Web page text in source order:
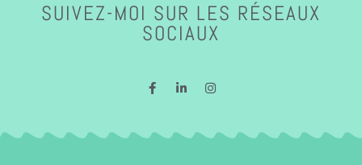
SUIVEZ-MOI SUR LES RÉSEAUX
SOCIAUX